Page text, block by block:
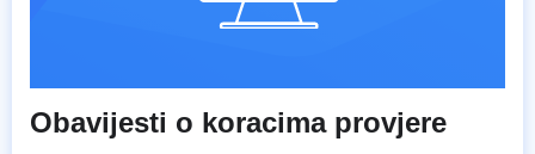
Obavijesti o koracima provjere